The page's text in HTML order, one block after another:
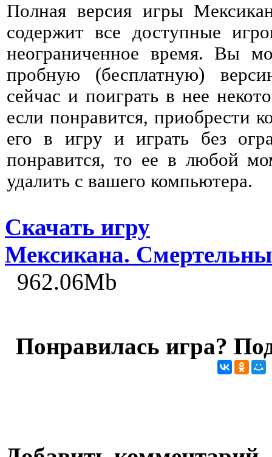
Полная версия игры
содержит все доступные
неограниченное время. Вы
пробную (бесплатную)
сейчас и поиграть в нее
если понравится, приобрести
его в игру и играть без
понравится, то ее в любой
удалить с вашего компьютера.
Скачать игру
Мексикана.
962.06Mb
Понравилась игра?